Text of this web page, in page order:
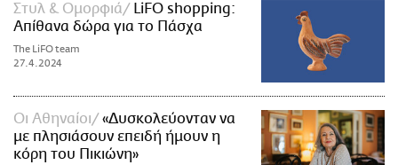
Στυλ & Ομορφιά
LiFO shopping:
Απίθανα δώρα για το Πάσχα
The LiFO team
27.4.2024
Οι Αθηναίοι
«Δυσκολεύονταν να
με πλησιάσουν επειδή ήμουν η
κόρη του Πικιώνη»